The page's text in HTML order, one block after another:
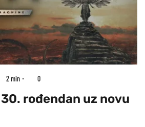
2 min 0
rođendan uz novu